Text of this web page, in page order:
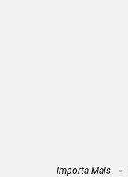
Importa Mais